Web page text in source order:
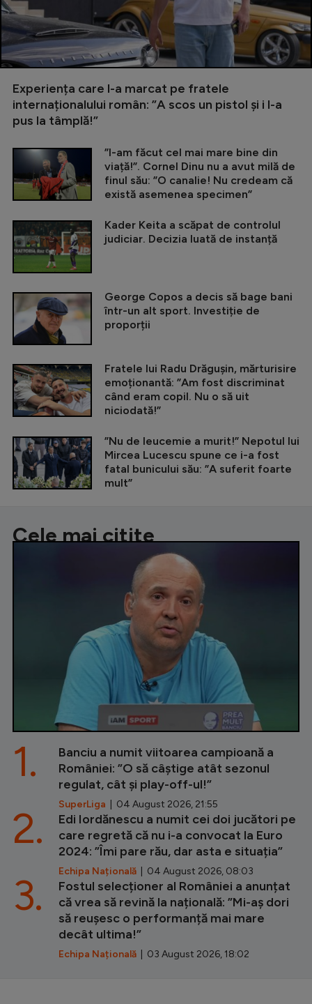
Experiența care l-a marcat pe fratele
internaționalului român: ”A scos un pistol și i l-a
pus la tâmplă!”
”I-am făcut cel mai mare bine din
viață!”. Cornel Dinu nu a avut milă de
finul său: ”O canalie! Nu credeam că
există asemenea specimen”
Kader Keita a scăpat de controlul
judiciar. Decizia luată de instanță
George Copos a decis să bage bani
într-un alt sport. Investiție de
proporții
Fratele lui Radu Drăgușin, mărturisire
emoționantă: ”Am fost discriminat
când eram copil. Nu o să uit
niciodată!”
”Nu de leucemie a murit!” Nepotul lui
Mircea Lucescu spune ce i-a fost
fatal bunicului său: ”A suferit foarte
mult”
Cele mai citite
Banciu a numit viitoarea campioană a
României: ”O să câștige atât sezonul
regulat, cât și play-off-ul!”
SuperLiga | 04 August 2026, 21:55
1.
Edi Iordănescu a numit cei doi jucători pe
care regretă că nu i-a convocat la Euro
2024: ”Îmi pare rău, dar asta e situația”
Echipa Națională | 04 August 2026, 08:03
2.
Fostul selecționer al României a anunțat
că vrea să revină la națională: ”Mi-aș dori
să reușesc o performanță mai mare
decât ultima!”
Echipa Națională | 03 August 2026, 18:02
3.